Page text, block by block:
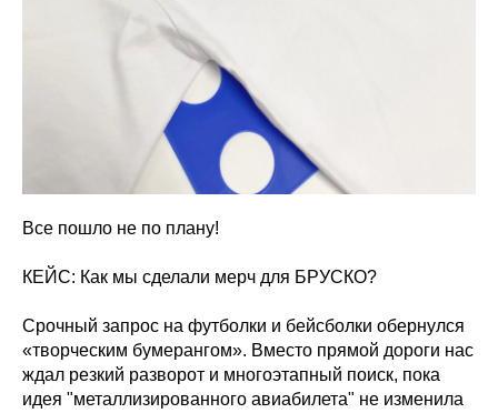
Все пошло не по плану!
КЕЙС: Как мы сделали мерч для БРУСКО?
Срочный запрос на футболки и бейсболки обернулся
«творческим бумерангом». Вместо прямой дороги нас
ждал резкий разворот и многоэтапный поиск, пока
идея "металлизированного авиабилета" не изменила